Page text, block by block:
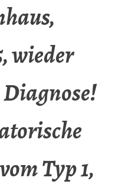
wieder
Diagnose!
Typ 1,